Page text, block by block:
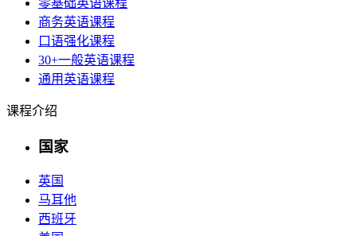
零基础英语课程
商务英语课程
口语强化课程
30+一般英语课程
通用英语课程
课程介绍
国家
英国
马耳他
西班牙